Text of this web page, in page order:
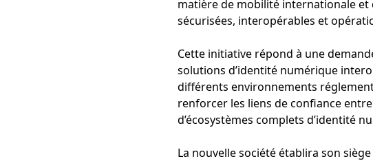
matière de mobilité internationale et
sécurisées, interopérables et
Cette initiative répond à une
solutions d’identité numérique
différents environnements
renforcer les liens de confiance
d’écosystèmes complets d’identité
La nouvelle société établira son